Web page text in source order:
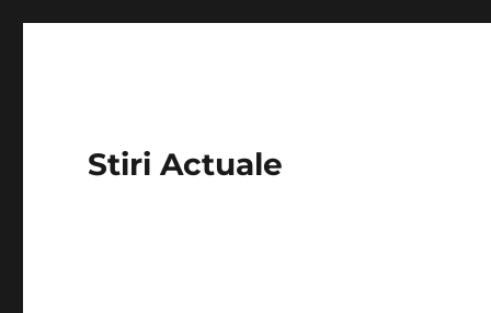
Stiri Actuale